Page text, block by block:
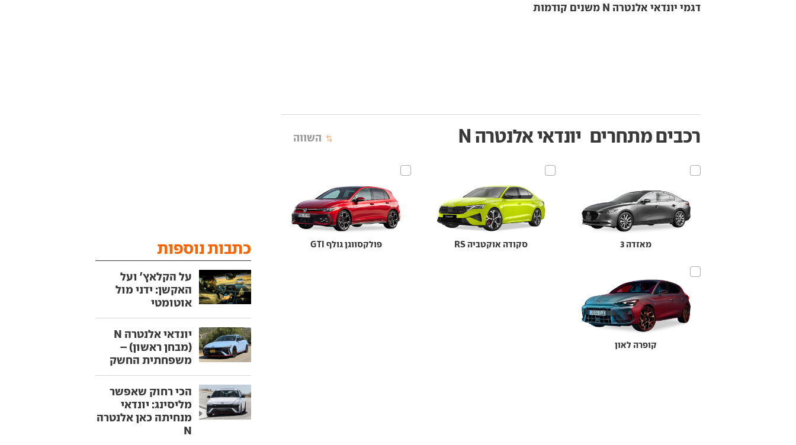
דגמי יונדאי אלנטרה N משנים קודמות
רכבים מתחרים יונדאי אלנטרה N השווה
מאזדה 3 סקודה אוקטביה RS פולקסווגן גולף GTI
קופרה לאון
כתבות נוספות
על הקלאץ' ועל
האקשן: ידני מול
אוטומטי
יונדאי אלנטרה N
(מבחן ראשון) –
משפחתית החשק
הכי רחוק שאפשר
מליסינג: יונדאי
מנחיתה כאן אלנטרה
N